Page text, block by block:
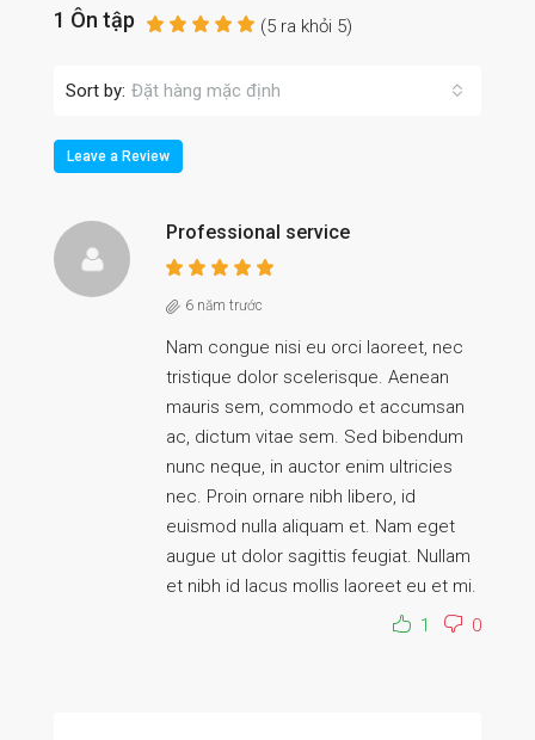
1 Ôn tập (5 ra khỏi 5)
Sort by: Đặt hàng mặc định
Leave a Review
Professional service
6 năm trước
Nam congue nisi eu orci laoreet, nec
tristique dolor scelerisque. Aenean
mauris sem, commodo et accumsan
ac, dictum vitae sem. Sed bibendum
nunc neque, in auctor enim ultricies
nec. Proin ornare nibh libero, id
euismod nulla aliquam et. Nam eget
augue ut dolor sagittis feugiat. Nullam
et nibh id lacus mollis laoreet eu et mi.
1
0